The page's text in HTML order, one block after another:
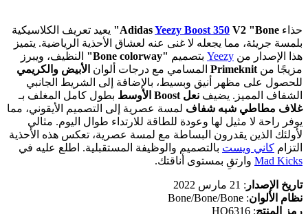
حذاء AdidasYeezy Boost 350 V2 "Bone"
يعيد تعريف الكلاسيكية
بلمسة جريئة، مما يجعله لا غنى عنه لعشاق الأحذية الرياضية. يتميز
هذا الإصدار من Yeezy بتصميم "Bone colorway"
النظيف، ويبرز
مزيجًا من Primeknit المسامي مع درجات ألوان الأبيض والكريمي
للحصول على مظهر أنيق وبسيط، بالإضافة إلى الشريط الجانبي
الشفاف المميز. يضيف نعل Boost الأوسط
بطول كامل المغلف بـ
غلاف مطاطي شبه شفاف لمسة عصرية إلى التصميم الأيقوني، مما
يوفر راحة لا مثيل لها وعودة للطاقة للارتداء طوال اليوم. مثالي
لأولئك الذين يقدرون البساطة مع لمسة عصرية، تعكس هذه الأحذية
التزام كاني ويست بالتصميم والوظيفة المستقبلية. اطلع عليه في
Mad Kicks وارتقِ بمستوى أناقتك.
تاريخ الإصدار : 21 مارس 2022
نظام الألوان: Bone/Bone/Bone
رمز المنتج: HQ6316